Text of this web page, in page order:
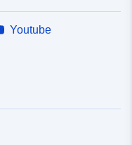
Youtube